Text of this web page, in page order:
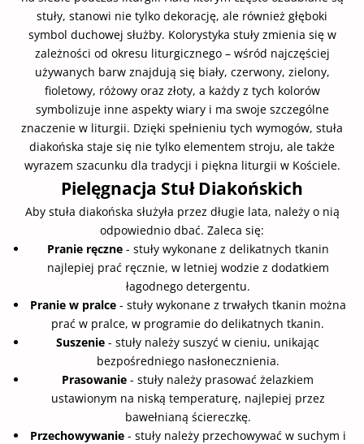
stuły, stanowi nie tylko dekorację, ale również głęboki
symbol duchowej służby. Kolorystyka stuły zmienia się w
zależności od okresu liturgicznego – wśród najczęściej
używanych barw znajdują się biały, czerwony, zielony,
fioletowy, różowy oraz złoty, a każdy z tych kolorów
symbolizuje inne aspekty wiary i ma swoje szczególne
znaczenie w liturgii. Dzięki spełnieniu tych wymogów, stuła
diakońska staje się nie tylko elementem stroju, ale także
wyrazem szacunku dla tradycji i piękna liturgii w Kościele.
Pielęgnacja Stuł Diakońskich
Aby stuła diakońska służyła przez długie lata, należy o nią
odpowiednio dbać. Zaleca się:
Pranie ręczne- stuły wykonane z delikatnych tkanin
najlepiej prać ręcznie, w letniej wodzie z dodatkiem
łagodnego detergentu.
Pranie w pralce- stuły wykonane z trwałych tkanin można
prać w pralce, w programie do delikatnych tkanin.
Suszenie - stuły należy suszyć w cieniu, unikając
bezpośredniego nasłonecznienia.
Prasowanie - stuły należy prasować żelazkiem
ustawionym na niską temperaturę, najlepiej przez
bawełnianą ściereczkę.
Przechowywanie- stuły należy przechowywać w suchym i